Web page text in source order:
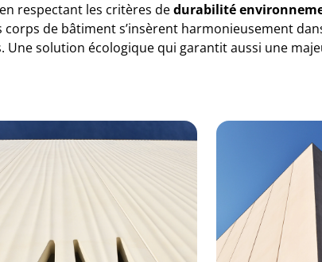
respectant les critères dedurabilité
de bâtiment s’insèrent harmonieusement
solution écologique qui garantit aussi une